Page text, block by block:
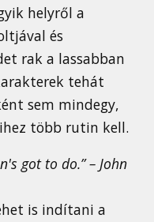
helyről a
és
rak a lassabban
tehát
sem mindegy,
több rutin kell.
got to do.” – John
is indítani a